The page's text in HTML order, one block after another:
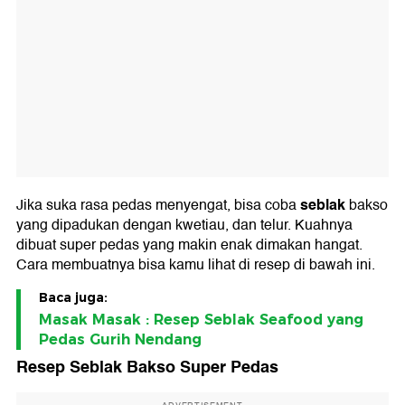
Jika suka rasa pedas menyengat, bisa cobaseblakbakso
yang dipadukan dengan kwetiau, dan telur. Kuahnya
dibuat super pedas yang makin enak dimakan hangat.
Cara membuatnya bisa kamu lihat di resep di bawah ini.
Baca juga:
Masak Masak : Resep Seblak Seafood yang
Pedas Gurih Nendang
Resep Seblak Bakso Super Pedas